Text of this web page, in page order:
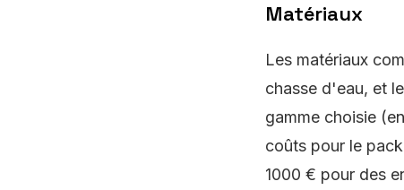
Matériaux
Les matériaux
chasse d'eau, et
gamme choisie
coûts pour le
1000 € pour des